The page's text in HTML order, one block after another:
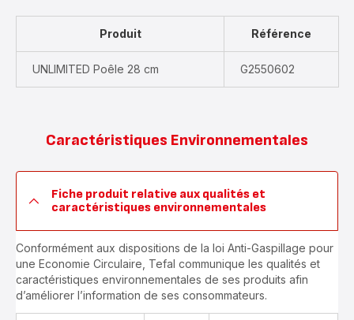
Produit Référence
UNLIMITED Poêle 28 cm G2550602
Caractéristiques Environnementales
Fiche produit relative aux qualités et
caractéristiques environnementales
Conformément aux dispositions de la loi Anti-Gaspillage pour
une Economie Circulaire, Tefal communique les qualités et
caractéristiques environnementales de ses produits afin
d’améliorer l’information de ses consommateurs.